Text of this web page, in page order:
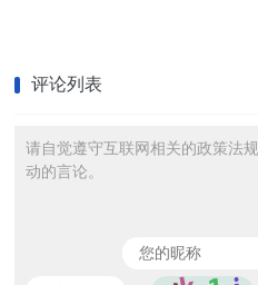
评论列表
请自觉遵守互联网相关的政策法
动的言论。